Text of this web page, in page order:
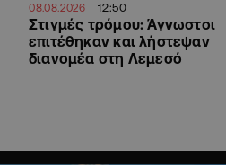
08.08.2026 12:50
Στιγμές τρόμου: Άγνωστοι
επιτέθηκαν και λήστεψαν
διανομέα στη Λεμεσό